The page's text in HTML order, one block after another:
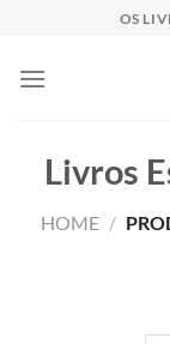
content
OS
Livros
HOME /